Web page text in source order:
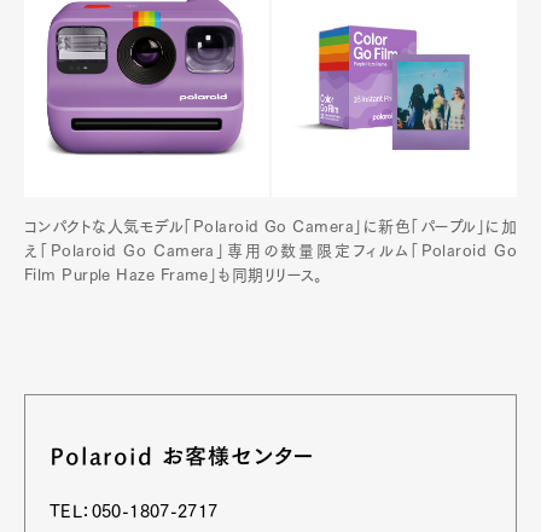
コンパクトな人気モデル「Polaroid Go Camera」に新色「パープル」に加
え「Polaroid Go Camera」専用の数量限定フィルム「Polaroid Go
Film Purple Haze Frame」も同期リリース。
Polaroid お客様センター
TEL：050-1807-2717